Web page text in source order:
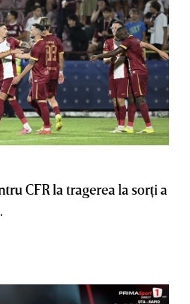
CFR la tragerea la sorţi a